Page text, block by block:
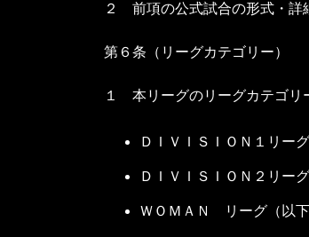
２ 前項の公式試合の形式・詳
第６条（リーグカテゴリー）
１ 本リーグのリーグカテゴリ
ＤＩＶＩＳＩＯＮ１リー
ＤＩＶＩＳＩＯＮ２リー
ＷＯＭＡＮ リーグ（以下